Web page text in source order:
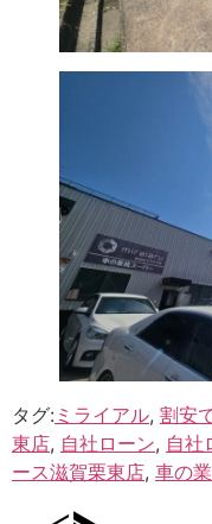
タグ: ミライアル, 割安
東店, 自社ローン, 自社
ース滋賀栗東店, 車の